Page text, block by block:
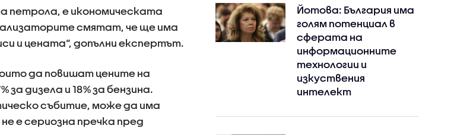
петрола, е икономическата
смятат, че ще има
и цената“, допълни експертът.
да повишат цените на
за дизела и 18% за бензина.
събитие, може да има
е сериозна пречка пред
Йотова: България има
голям потенциал в
сферата на
информационните
технологии и
изкуствения
интелект